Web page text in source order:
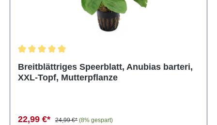
Breitblättriges Speerblatt, Anubias barteri,
XXL-Topf, Mutterpflanze
22,99 €* 24,99 €* (8% gespart)